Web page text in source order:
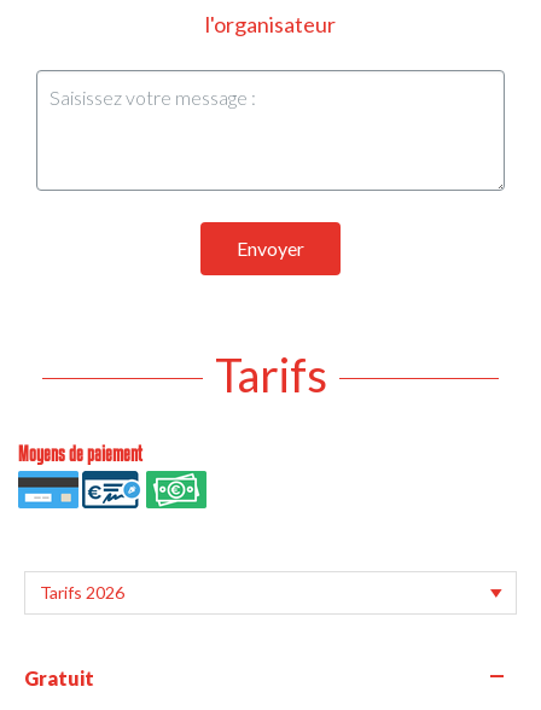
l'organisateur
Envoyer
Tarifs
Moyens de paiement
Gratuit —